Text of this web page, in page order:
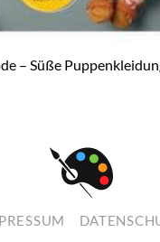
– Süße